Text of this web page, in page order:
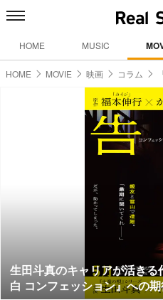
HOME MUSIC
HOME MOVIE 映画 コラム
生田斗真のキャリアが活き
白 コンフェッション』への